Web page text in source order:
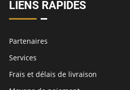
LIENS RAPIDES
Partenaires
Services
Frais et délais de livraison